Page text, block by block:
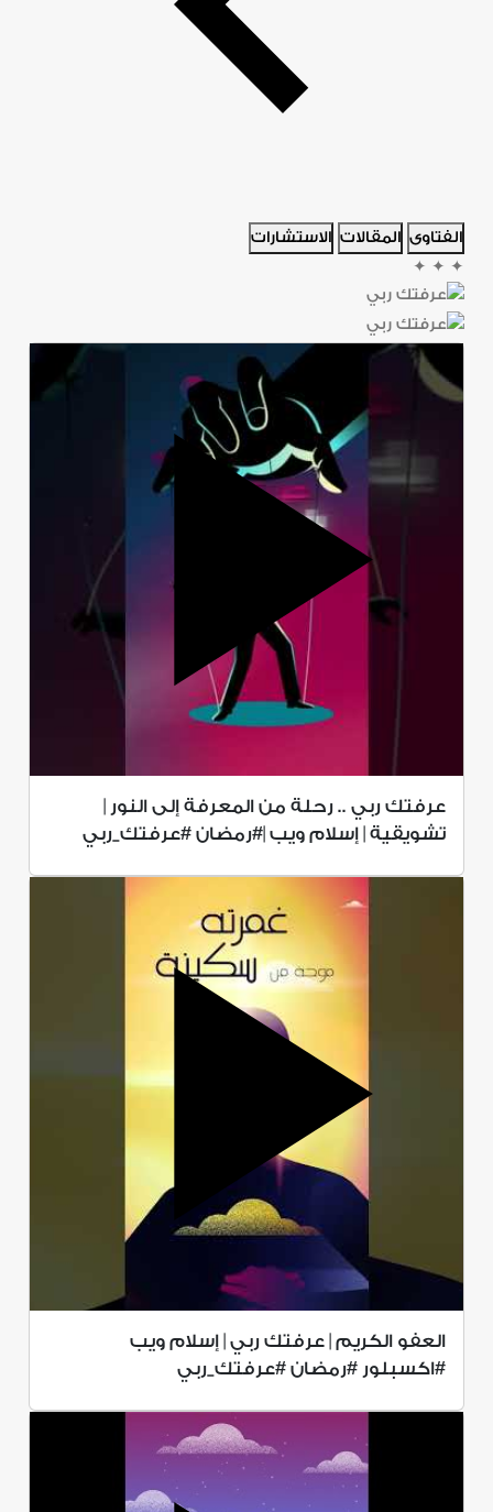
الفتاوى المقالات الاستشارات
✦
✦
✦
عرفتك ربي .. رحلة من المعرفة إلى النور |
تشويقية | إسلام ويب |#رمضان #عرفتك_ربي
العفو الكريم | عرفتك ربي | إسلام ويب
#اكسبلور #رمضان #عرفتك_ربي